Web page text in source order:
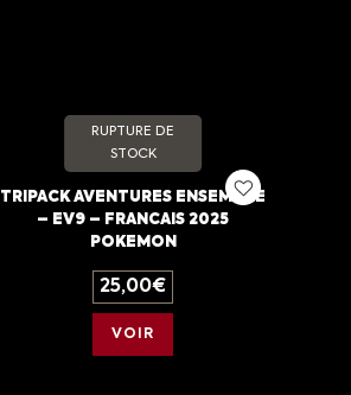
RUPTURE DE
STOCK
TRIPACK AVENTURES ENSEMBLE
– EV9 – FRANCAIS 2025
POKEMON
25,00€
VOIR